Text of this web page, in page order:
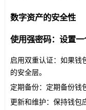
数字资产的安全性
使用强密码：设置一
启用双重认证：如果钱
的安全层。
定期备份：定期备份钱
更新和维护：保持钱包